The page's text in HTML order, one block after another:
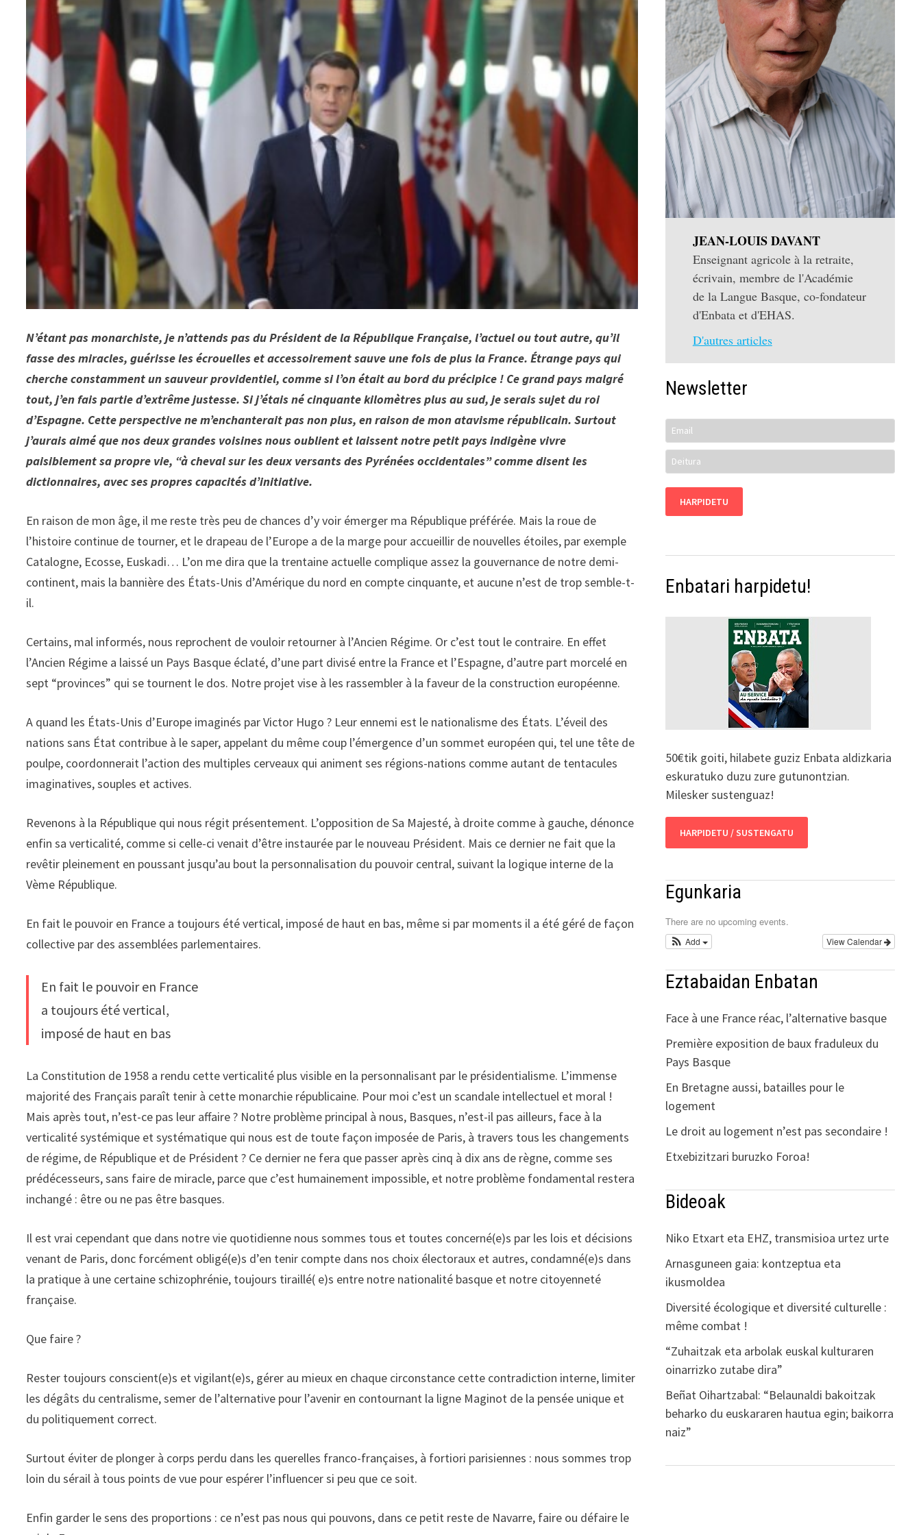
N’étant pas monarchiste, je n’attends pas du Président de la République Française, l’actuel ou tout autre, qu’il
fasse des miracles, guérisse les écrouelles et accessoirement sauve une fois de plus la France. Étrange pays qui
cherche constamment un sauveur providentiel, comme si l’on était au bord du précipice ! Ce grand pays malgré
tout, j’en fais partie d’extrême justesse. Si j’étais né cinquante kilomètres plus au sud, je serais sujet du roi
d’Espagne. Cette perspective ne m’enchanterait pas non plus, en raison de mon atavisme républicain. Surtout
j’aurais aimé que nos deux grandes voisines nous oublient et laissent notre petit pays indigène vivre
paisiblement sa propre vie, “à cheval sur les deux versants des Pyrénées occidentales” comme disent les
dictionnaires, avec ses propres capacités d’initiative.
En raison de mon âge, il me reste très peu de chances d’y voir émerger ma République préférée. Mais la roue de
l’histoire continue de tourner, et le drapeau de l’Europe a de la marge pour accueillir de nouvelles étoiles, par exemple
Catalogne, Ecosse, Euskadi… L’on me dira que la trentaine actuelle complique assez la gouvernance de notre demi-
continent, mais la bannière des États-Unis d’Amérique du nord en compte cinquante, et aucune n’est de trop semble-t-
il.
Certains, mal informés, nous reprochent de vouloir retourner à l’Ancien Régime. Or c’est tout le contraire. En effet
l’Ancien Régime a laissé un Pays Basque éclaté, d’une part divisé entre la France et l’Espagne, d’autre part morcelé en
sept “provinces” qui se tournent le dos. Notre projet vise à les rassembler à la faveur de la construction européenne.
A quand les États-Unis d’Europe imaginés par Victor Hugo ? Leur ennemi est le nationalisme des États. L’éveil des
nations sans État contribue à le saper, appelant du même coup l’émergence d’un sommet européen qui, tel une tête de
poulpe, coordonnerait l’action des multiples cerveaux qui animent ses régions-nations comme autant de tentacules
imaginatives, souples et actives.
Revenons à la République qui nous régit présentement. L’opposition de Sa Majesté, à droite comme à gauche, dénonce
enfin sa verticalité, comme si celle-ci venait d’être instaurée par le nouveau Président. Mais ce dernier ne fait que la
revêtir pleinement en poussant jusqu’au bout la personnalisation du pouvoir central, suivant la logique interne de la
Vème République.
En fait le pouvoir en France a toujours été vertical, imposé de haut en bas, même si par moments il a été géré de façon
collective par des assemblées parlementaires.
En fait le pouvoir en France
a toujours été vertical,
imposé de haut en bas
La Constitution de 1958 a rendu cette verticalité plus visible en la personnalisant par le présidentialisme. L’immense
majorité des Français paraît tenir à cette monarchie républicaine. Pour moi c’est un scandale intellectuel et moral !
Mais après tout, n’est-ce pas leur affaire ? Notre problème principal à nous, Basques, n’est-il pas ailleurs, face à la
verticalité systémique et systématique qui nous est de toute façon imposée de Paris, à travers tous les changements
de régime, de République et de Président ? Ce dernier ne fera que passer après cinq à dix ans de règne, comme ses
prédécesseurs, sans faire de miracle, parce que c’est humainement impossible, et notre problème fondamental restera
inchangé : être ou ne pas être basques.
Il est vrai cependant que dans notre vie quotidienne nous sommes tous et toutes concerné(e)s par les lois et décisions
venant de Paris, donc forcément obligé(e)s d’en tenir compte dans nos choix électoraux et autres, condamné(e)s dans
la pratique à une certaine schizophrénie, toujours tiraillé( e)s entre notre nationalité basque et notre citoyenneté
française.
Que faire ?
Rester toujours conscient(e)s et vigilant(e)s, gérer au mieux en chaque circonstance cette contradiction interne, limiter
les dégâts du centralisme, semer de l’alternative pour l’avenir en contournant la ligne Maginot de la pensée unique et
du politiquement correct.
Surtout éviter de plonger à corps perdu dans les querelles franco-françaises, à fortiori parisiennes : nous sommes trop
loin du sérail à tous points de vue pour espérer l’influencer si peu que ce soit.
Enfin garder le sens des proportions : ce n’est pas nous qui pouvons, dans ce petit reste de Navarre, faire ou défaire le
JEAN-LOUIS DAVANT
Enseignant agricole à la retraite,
écrivain, membre de l'Académie
de la Langue Basque, co-fondateur
d'Enbata et d'EHAS.
D'autres articles
Newsletter
Enbatari harpidetu!
50€tik goiti, hilabete guziz Enbata aldizkaria
eskuratuko duzu zure gutunontzian.
Milesker sustenguaz!
HARPIDETU / SUSTENGATU
Egunkaria
There are no upcoming events.
View Calendar
Add
Eztabaidan Enbatan
Face à une France réac, l’alternative basque
Première exposition de baux fraduleux du
Pays Basque
En Bretagne aussi, batailles pour le
logement
Le droit au logement n’est pas secondaire !
Etxebizitzari buruzko Foroa!
Bideoak
Niko Etxart eta EHZ, transmisioa urtez urte
Arnasguneen gaia: kontzeptua eta
ikusmoldea
Diversité écologique et diversité culturelle :
même combat !
“Zuhaitzak eta arbolak euskal kulturaren
oinarrizko zutabe dira”
Beñat Oihartzabal: “Belaunaldi bakoitzak
beharko du euskararen hautua egin; baikorra
naiz”